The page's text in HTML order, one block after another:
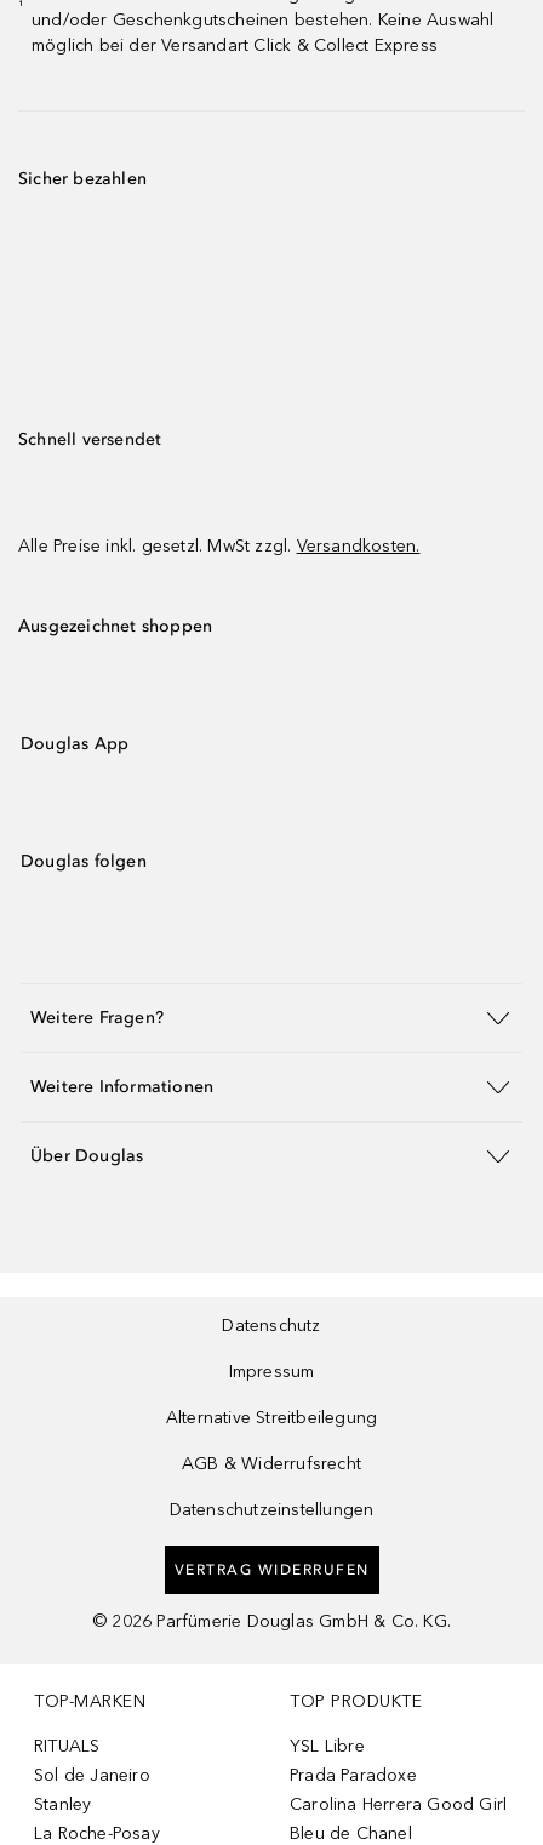
¹
und/oder Geschenkgutscheinen bestehen. Keine Auswahl
möglich bei der Versandart Click & Collect Express
Sicher bezahlen
Schnell versendet
Alle Preise inkl. gesetzl. MwSt zzgl. Versandkosten.
Ausgezeichnet shoppen
Douglas App
Douglas folgen
Weitere Fragen?
Weitere Informationen
Über Douglas
Datenschutz
Impressum
Alternative Streitbeilegung
AGB & Widerrufsrecht
Datenschutzeinstellungen
VERTRAG WIDERRUFEN
© 2026 Parfümerie Douglas GmbH & Co. KG.
TOP-MARKEN
RITUALS
Sol de Janeiro
Stanley
La Roche-Posay
TOP PRODUKTE
YSL Libre
Prada Paradoxe
Carolina Herrera Good Girl
Bleu de Chanel